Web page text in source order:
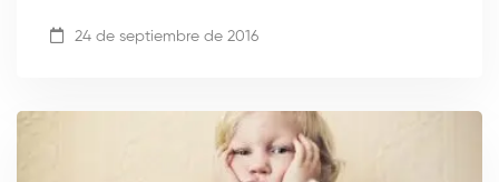
24 de septiembre de 2016